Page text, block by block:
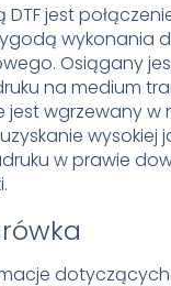
jest
wykonania
Osiągany
na medium
wgrzewany w
wysokiej
w prawie